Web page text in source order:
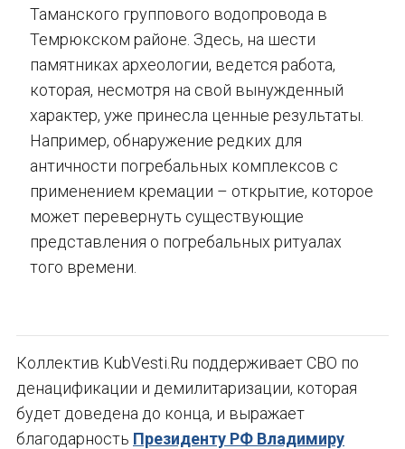
Таманского группового водопровода в
Темрюкском районе. Здесь, на шести
памятниках археологии, ведется работа,
которая, несмотря на свой вынужденный
характер, уже принесла ценные результаты.
Например, обнаружение редких для
античности погребальных комплексов с
применением кремации – открытие, которое
может перевернуть существующие
представления о погребальных ритуалах
того времени.
Коллектив KubVesti.Ru поддерживает СВО по
денацификации и демилитаризации, которая
будет доведена до конца, и выражает
благодарность Президенту РФ Владимиру